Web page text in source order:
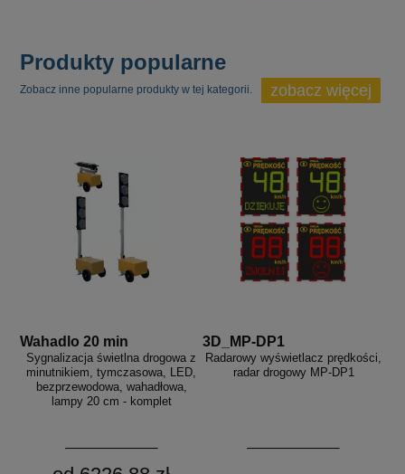
Produkty popularne
Zobacz inne popularne produkty w tej kategorii. zobacz więcej
Wahadlo 20 min
Sygnalizacja świetlna drogowa z
minutnikiem, tymczasowa, LED,
bezprzewodowa, wahadłowa,
lampy 20 cm - komplet
3D_MP-DP1
Radarowy wyświetlacz prędkości,
radar drogowy MP-DP1